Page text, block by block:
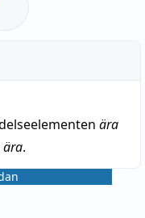
ära
ära.